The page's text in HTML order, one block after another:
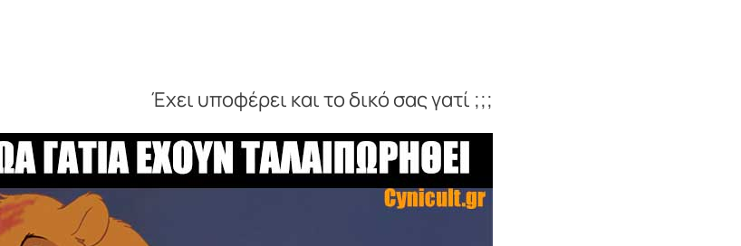
Έχει υποφέρει και το δικό σας γατί ;;;